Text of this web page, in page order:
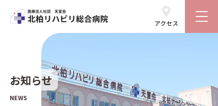
お知らせ
NEWS